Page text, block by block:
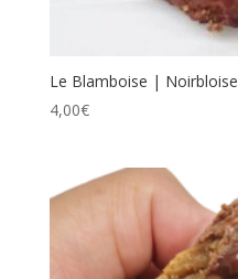
Le Blamboise | Noirbloise
4,00€